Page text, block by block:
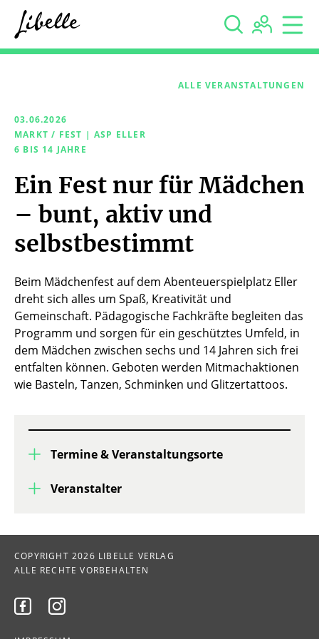
  
03.06.2026
MARKT / FEST | ASP ELLER
6 BIS 14 JAHRE
ALLE VERANSTALTUNGEN
Ein Fest nur für Mädchen
– bunt, aktiv und
selbstbestimmt
Beim Mädchenfest auf dem Abenteuerspielplatz Eller
dreht sich alles um Spaß, Kreativität und
Gemeinschaft. Pädagogische Fachkräfte begleiten das
Programm und sorgen für ein geschütztes Umfeld, in
dem Mädchen zwischen sechs und 14 Jahren sich frei
entfalten können. Geboten werden Mitmachaktionen
wie Basteln, Tanzen, Schminken und Glitzertattoos.
Termine & Veranstaltungsorte
Veranstalter
COPYRIGHT 2026 LIBELLE VERLAG
ALLE RECHTE VORBEHALTEN
 